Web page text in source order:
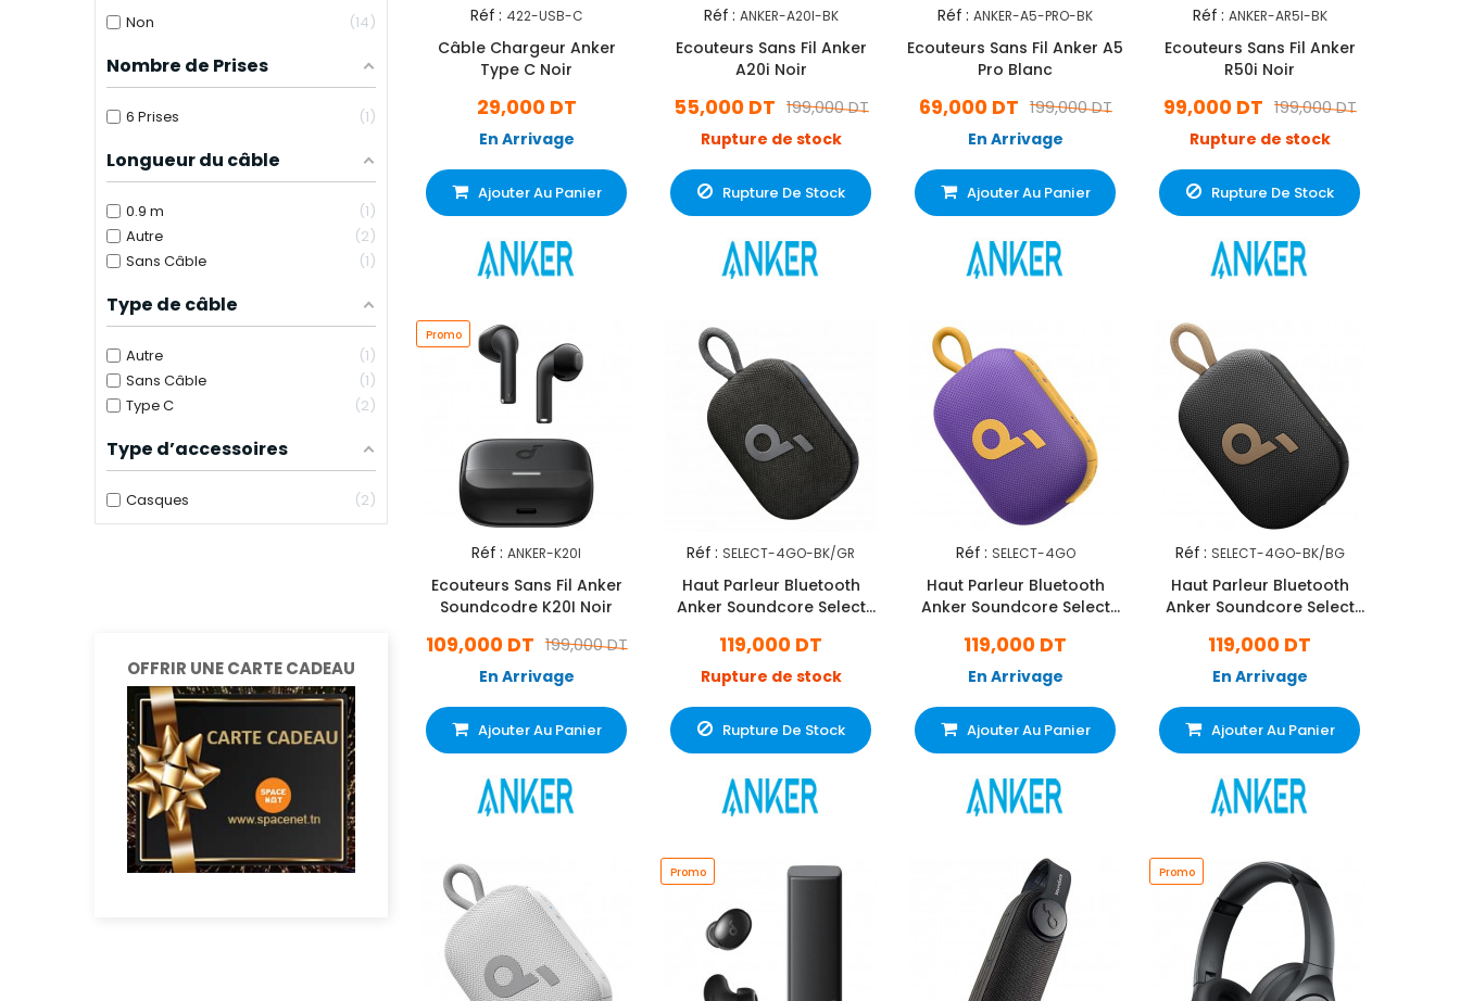
Non 14
Nombre de Prises
6 Prises 1
Longueur du câble
0.9 m
1
Autre
2
Sans Câble
1
Type de câble
Autre
1
Sans Câble
1
Type C
2
Type d’accessoires
Casques 2
OFFRIR UNE CARTE CADEAU
Réf : 422-USB-C
Câble Chargeur Anker
Type C Noir
29,000 DT
En Arrivage
Ajouter Au Panier
Réf : ANKER-A20I-BK
Ecouteurs Sans Fil Anker
A20i Noir
199,000 DT
55,000 DT
Rupture de stock
Rupture De Stock
Réf : ANKER-A5-PRO-BK
Ecouteurs Sans Fil Anker A5
Pro Blanc
199,000 DT
69,000 DT
En Arrivage
Ajouter Au Panier
Réf : ANKER-AR5I-BK
Ecouteurs Sans Fil Anker
R50i Noir
199,000 DT
99,000 DT
Rupture de stock
Rupture De Stock
Promo
Réf : ANKER-K20I
Ecouteurs Sans Fil Anker
Soundcodre K20I Noir
199,000 DT
109,000 DT
En Arrivage
Ajouter Au Panier
Réf : SELECT-4GO-BK/GR
Haut Parleur Bluetooth
Anker Soundcore Select
119,000 DT
Rupture de stock
Rupture De Stock
Réf : SELECT-4GO
Haut Parleur Bluetooth
Anker Soundcore Select
119,000 DT
En Arrivage
Ajouter Au Panier
Réf : SELECT-4GO-BK/BG
Haut Parleur Bluetooth
Anker Soundcore Select
119,000 DT
En Arrivage
Ajouter Au Panier
Promo Promo